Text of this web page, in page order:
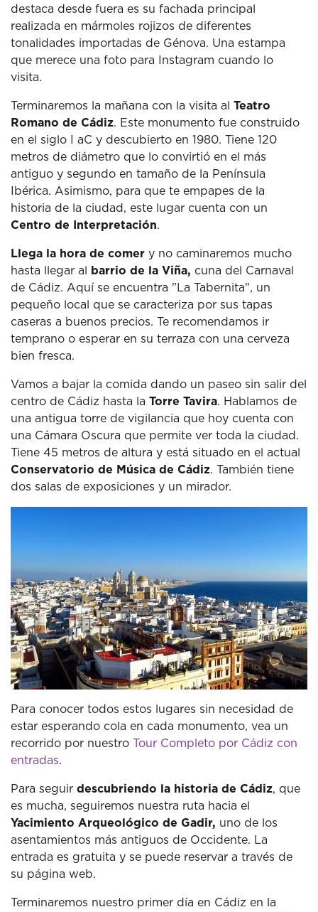
destaca desde fuera es su fachada principal
realizada en mármoles rojizos de diferentes
tonalidades importadas de Génova. Una estampa
que merece una foto para Instagram cuando lo
visita.
Terminaremos la mañana con la visita al
Teatro
Romano de Cádiz. Este monumento fue construido
en el siglo I aC y descubierto en 1980. Tiene 120
metros de diámetro que lo convirtió en el más
antiguo y segundo en tamaño de la Península
Ibérica. Asimismo, para que te empapes de la
historia de la ciudad, este lugar cuenta con un
Centro de Interpretación.
Llega la hora de comer y no caminaremos mucho
hasta llegar al
barrio de la Viña, cuna del Carnaval
de Cádiz. Aquí se encuentra "La Tabernita", un
pequeño local que se caracteriza por sus tapas
caseras a buenos precios. Te recomendamos ir
temprano o esperar en su terraza con una cerveza
bien fresca.
Vamos a bajar la comida dando un paseo sin salir del
centro de Cádiz hasta la Torre Tavira. Hablamos de
una antigua torre de vigilancia que hoy cuenta con
una Cámara Oscura que permite ver toda la ciudad.
Tiene 45 metros de altura y está situado en el actual
Conservatorio de Música de Cádiz. También tiene
dos salas de exposiciones y un mirador.
Para conocer todos estos lugares sin necesidad de
estar esperando cola en cada monumento, vea un
recorrido por nuestro Tour Completo por Cádiz con
entradas.
Para seguir descubriendo la historia de Cádiz, que
es mucha, seguiremos nuestra ruta hacia el
Yacimiento Arqueológico de Gadir, uno de los
asentamientos más antiguos de Occidente. La
entrada es gratuita y se puede reservar a través de
su página web.
Terminaremos nuestro primer día en Cádiz en la